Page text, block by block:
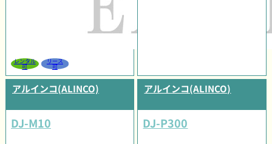
レンタル
可
リース
可
アルインコ(ALINCO)
DJ-M10
アルインコ(ALINCO)
DJ-P300